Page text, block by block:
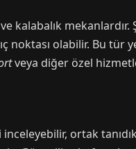
kalabalık
noktası olabilir. Bu tür
veya diğer özel
ortak